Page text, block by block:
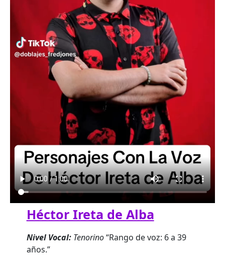
Héctor Ireta de Alba
Nivel Vocal:Tenorino“Rango de voz: 6 a 39
años.”